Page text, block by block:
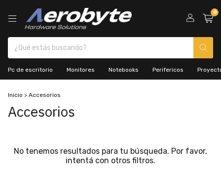
0
Pc de escritorio Monitores Notebooks Perifericos
Inicio > Accesorios
Accesorios
No tenemos resultados para tu búsqueda. Por favor,
intentá con otros filtros.